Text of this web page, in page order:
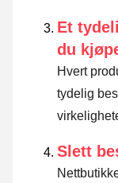
Et
du
Hvert
tydelig
Slett